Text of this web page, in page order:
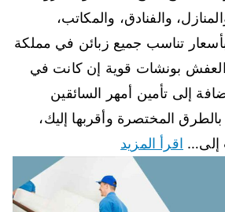
والفنادق، والمكاتب،
تناسب جميع زبائن في مملكة
العفش بونشات قوية إن كانت في
إلى تأمين أمهر السائقين
المختصرة وأقربها إليك،
إلى… اقرأ المزيد